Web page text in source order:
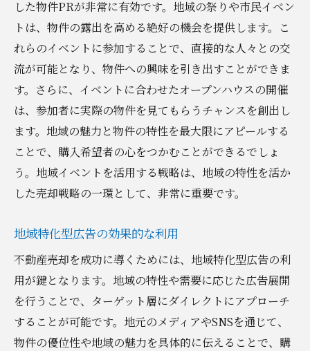
した物件PRが非常に有効です。地域の祭りや市民イベン
トは、物件の露出を高める絶好の機会を提供します。こ
れらのイベントに参加することで、直接的な人々との交
流が可能となり、物件への興味を引き出すことができま
す。さらに、イベントに合わせたオープンハウスの開催
は、参加者に実際の物件を見てもらうチャンスを創出し
ます。地域の魅力と物件の特性を最大限にアピールする
ことで、購入希望者の心をつかむことができるでしょ
う。地域イベントを活用する戦略は、地域の特性を活か
した売却戦略の一環として、非常に重要です。
地域特化型広告の効果的な利用
不動産売却を成功に導くためには、地域特化型広告の利
用が鍵となります。地域の特性や需要に応じた広告展開
を行うことで、ターゲット層にダイレクトにアプローチ
することが可能です。地元のメディアやSNSを通じて、
物件の優位性や地域の魅力を具体的に伝えることで、購